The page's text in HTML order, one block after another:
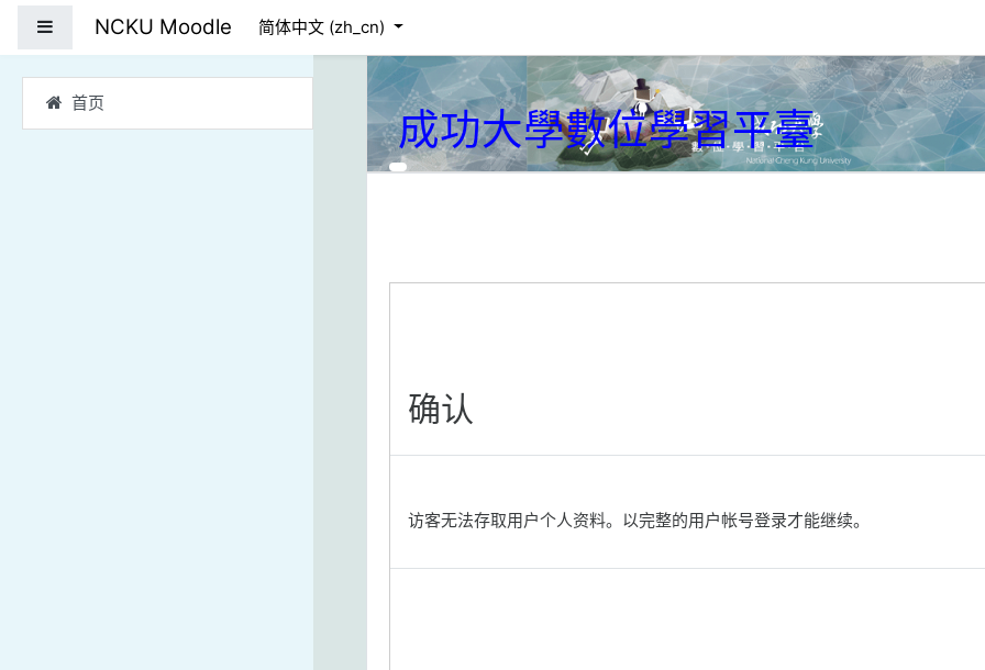
停靠面板
首页
NCKU Moodle 简体中文 ‎(zh_cn)‎
成功大學數位學習平臺
确认
访客无法存取用户个人资料。以完整的用户帐号登录才能继续。